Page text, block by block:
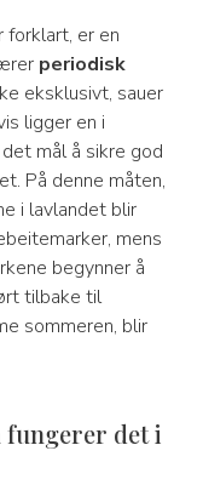
forklart, er en
periodisk
eksklusivt, sauer
ligger en i
mål å sikre god
På denne måten,
i lavlandet blir
mens
begynner å
tilbake til
sommeren, blir
det i